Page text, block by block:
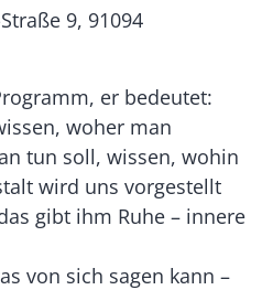
9, 91094
er bedeutet:
woher man
tun soll, wissen, wohin
wird uns vorgestellt
gibt ihm Ruhe – innere
von sich sagen kann –